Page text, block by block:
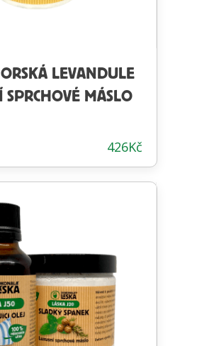
LEVANDULE
SPRCHOVÉ MÁSLO
426Kč